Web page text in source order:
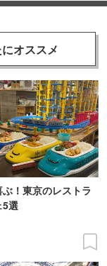
オススメ
！東京のレストラ
5選